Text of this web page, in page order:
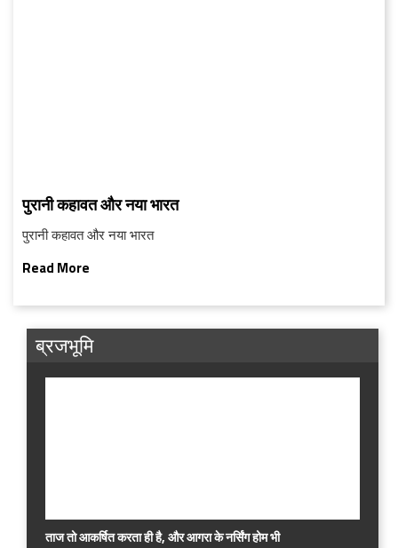
पुरानी कहावत और नया भारत
पुरानी कहावत और नया भारत
Read More
ब्रजभूमि
ताज तो आकर्षित करता ही है, और आगरा के नर्सिंग होम भी